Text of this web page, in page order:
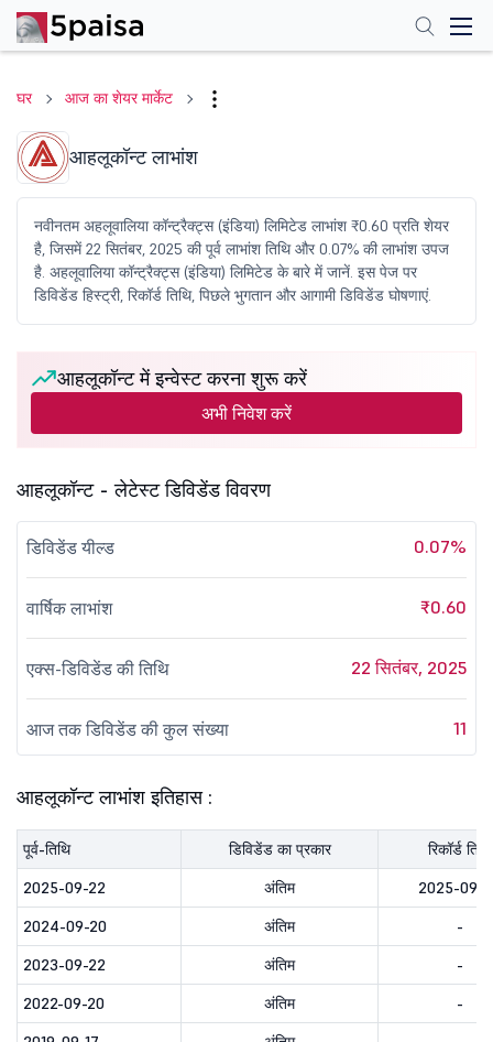
घर आज का शेयर मार्केट
आहलूकॉन्ट लाभांश
नवीनतम अहलूवालिया कॉन्ट्रैक्ट्स (इंडिया) लिमिटेड लाभांश ₹0.60 प्रति शेयर
है, जिसमें 22 सितंबर, 2025 की पूर्व लाभांश तिथि और 0.07% की लाभांश उपज
है. अहलूवालिया कॉन्ट्रैक्ट्स (इंडिया) लिमिटेड के बारे में जानें. इस पेज पर
डिविडेंड हिस्ट्री, रिकॉर्ड तिथि, पिछले भुगतान और आगामी डिविडेंड घोषणाएं.
आहलूकॉन्ट में इन्वेस्ट करना शुरू करें
अभी निवेश करें
आहलूकॉन्ट - लेटेस्ट डिविडेंड विवरण
डिविडेंड यील्ड 0.07%
वार्षिक लाभांश ₹0.60
एक्स-डिविडेंड की तिथि 22 सितंबर, 2025
आज तक डिविडेंड की कुल संख्या 11
आहलूकॉन्ट लाभांश इतिहास :
पूर्व-तिथि डिविडेंड का प्रकार
रिकॉर्ड तिथि
2025-09-22
अंतिम
2025-09-
2024-09-20
अंतिम
-
2023-09-22
अंतिम
-
2022-09-20
अंतिम
-